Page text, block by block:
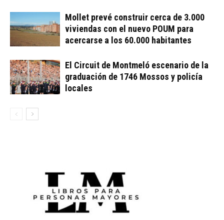
Mollet prevé construir cerca de 3.000
viviendas con el nuevo POUM para
acercarse a los 60.000 habitantes
El Circuit de Montmeló escenario de la
graduación de 1746 Mossos y policía
locales